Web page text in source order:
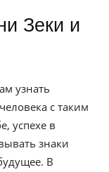
узнать
с таким
успехе в
знаки
В